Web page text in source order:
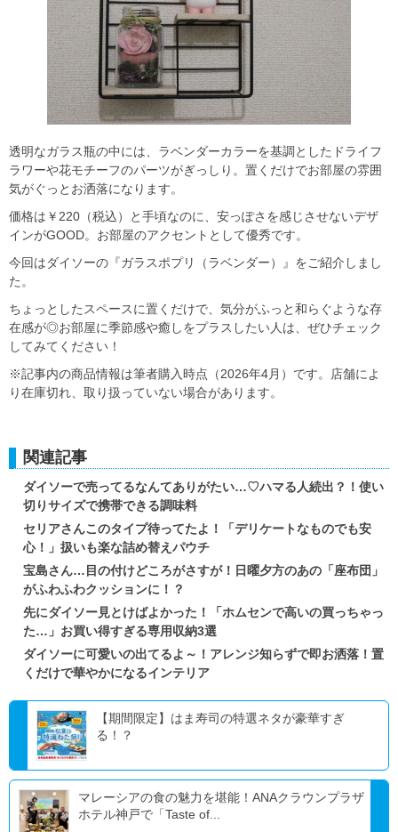
透明なガラス瓶の中には、ラベンダーカラーを基調としたドライフ
ラワーや花モチーフのパーツがぎっしり。置くだけでお部屋の雰囲
気がぐっとお洒落になります。
価格は￥220（税込）と手頃なのに、安っぽさを感じさせないデザ
インがGOOD。お部屋のアクセントとして優秀です。
今回はダイソーの『ガラスポプリ（ラベンダー）』をご紹介しまし
た。
ちょっとしたスペースに置くだけで、気分がふっと和らぐような存
在感が◎お部屋に季節感や癒しをプラスしたい人は、ぜひチェック
してみてください！
※記事内の商品情報は筆者購入時点（2026年4月）です。店舗によ
り在庫切れ、取り扱っていない場合があります。
関連記事
ダイソーで売ってるなんてありがたい…♡ハマる人続出？！使い
切りサイズで携帯できる調味料
セリアさんこのタイプ待ってたよ！「デリケートなものでも安
心！」扱いも楽な詰め替えパウチ
宝島さん…目の付けどころがさすが！日曜夕方のあの「座布団」
がふわふわクッションに！？
先にダイソー見とけばよかった！「ホムセンで高いの買っちゃっ
た…」お買い得すぎる専用収納3選
ダイソーに可愛いの出てるよ～！アレンジ知らずで即お洒落！置
くだけで華やかになるインテリア
【期間限定】はま寿司の特選ネタが豪華すぎ
る！？
マレーシアの食の魅力を堪能！ANAクラウンプラザ
ホテル神戸で「Taste of...